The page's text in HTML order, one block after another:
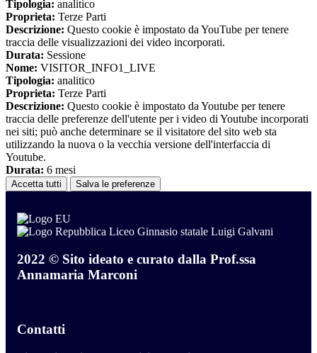
Tipologia: analitico
Proprieta: Terze Parti
Descrizione: Questo cookie è impostato da YouTube per tenere
traccia delle visualizzazioni dei video incorporati.
Durata: Sessione
Nome: VISITOR_INFO1_LIVE
Tipologia: analitico
Proprieta: Terze Parti
Descrizione: Questo cookie è impostato da Youtube per tenere
traccia delle preferenze dell'utente per i video di Youtube incorporati
nei siti; può anche determinare se il visitatore del sito web sta
utilizzando la nuova o la vecchia versione dell'interfaccia di
Youtube.
Durata: 6 mesi
Accetta tutti Salva le preferenze
Liceo Ginnasio statale Luigi Galvani
2022 © Sito ideato e curato dalla Prof.ssa
Annamaria Marconi
Contatti